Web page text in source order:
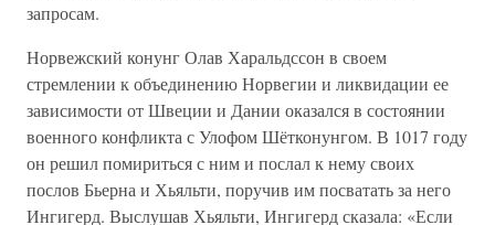
запросам.
Норвежский конунг Олав Харальдссон в своем
стремлении к объединению Норвегии и ликвидации ее
зависимости от Швеции и Дании оказался в состоянии
военного конфликта с Улофом Шётконунгом. В 1017 году
он решил помириться с ним и послал к нему своих
послов Бьерна и Хьяльти, поручив им посватать за него
Ингигерд. Выслушав Хьяльти, Ингигерд сказала: «Если